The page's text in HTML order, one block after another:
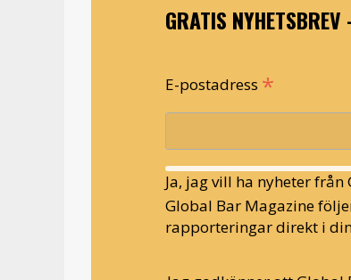
GRATIS
E-postadress *
Ja, jag vill ha nyheter
Global Bar Magazine
rapporteringar direkt i